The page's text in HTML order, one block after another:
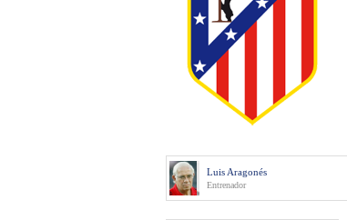
Luis Aragonés
Entrenador